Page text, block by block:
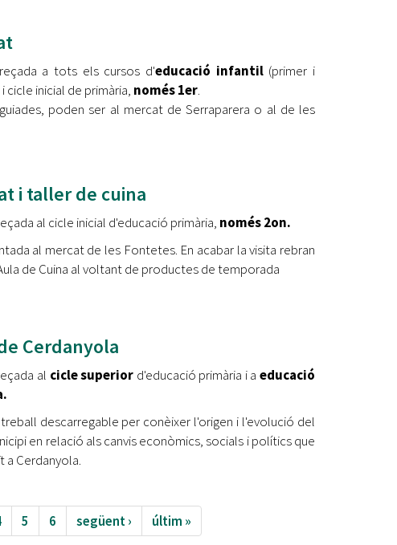
a tots els cursos d'educació infantil (primer i
cicle inicial de primària, només 1er.
poden ser al mercat de Serraparera o al de les
i taller de cuina
al cicle inicial d'educació primària, només 2on.
al mercat de les Fontetes. En acabar la visita rebran
de Cuina al voltant de productes de temporada
Cerdanyola
al cicle superior d'educació primària i aeducació
descarregable per conèixer l'origen i l'evolució del
en relació als canvis econòmics, socials i polítics que
a Cerdanyola.
5 6 següent › últim »